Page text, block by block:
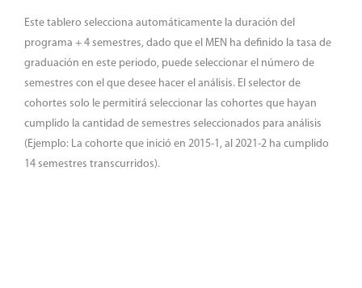
Este tablero selecciona automáticamente la duración del
programa + 4 semestres, dado que el MEN ha definido la tasa de
graduación en este periodo, puede seleccionar el número de
semestres con el que desee hacer el análisis. El selector de
cohortes solo le permitirá seleccionar las cohortes que hayan
cumplido la cantidad de semestres seleccionados para análisis
(Ejemplo: La cohorte que inició en 2015-1, al 2021-2 ha cumplido
14 semestres transcurridos).